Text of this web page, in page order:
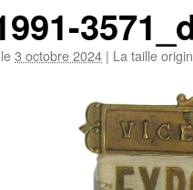
3 octobre 2024 | La taille